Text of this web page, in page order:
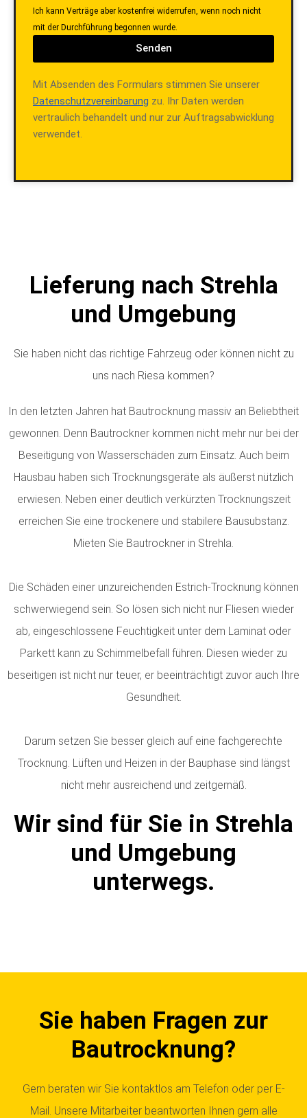
Ich kann Verträge aber kostenfrei widerrufen, wenn noch nicht
mit der Durchführung begonnen wurde.
Senden
Mit Absenden des Formulars stimmen Sie unserer
Datenschutzvereinbarung zu. Ihr Daten werden
vertraulich behandelt und nur zur Auftragsabwicklung
verwendet.
Lieferung nach Strehla
und Umgebung
Sie haben nicht das richtige Fahrzeug oder können nicht zu
uns nach Riesa kommen?
In den letzten Jahren hat Bautrocknung massiv an Beliebtheit
gewonnen. Denn Bautrockner kommen nicht mehr nur bei der
Beseitigung von Wasserschäden zum Einsatz. Auch beim
Hausbau haben sich Trocknungsgeräte als äußerst nützlich
erwiesen. Neben einer deutlich verkürzten Trocknungszeit
erreichen Sie eine trockenere und stabilere Bausubstanz.
Mieten Sie Bautrockner in Strehla.
Die Schäden einer unzureichenden Estrich-Trocknung können
schwerwiegend sein. So lösen sich nicht nur Fliesen wieder
ab, eingeschlossene Feuchtigkeit unter dem Laminat oder
Parkett kann zu Schimmelbefall führen. Diesen wieder zu
beseitigen ist nicht nur teuer, er beeinträchtigt zuvor auch Ihre
Gesundheit.
Darum setzen Sie besser gleich auf eine fachgerechte
Trocknung. Lüften und Heizen in der Bauphase sind längst
nicht mehr ausreichend und zeitgemäß.
Wir sind für Sie in Strehla
und Umgebung
unterwegs.
Sie haben Fragen zur
Bautrocknung?
Gern beraten wir Sie kontaktlos am Telefon oder per E-
Mail. Unsere Mitarbeiter beantworten Ihnen gern alle